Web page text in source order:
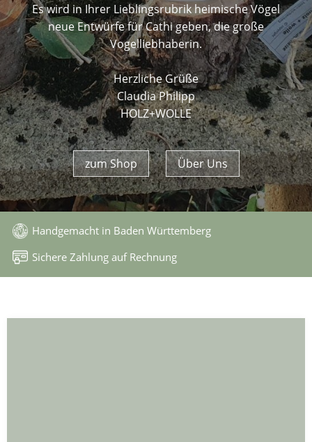
Es wird in Ihrer Lieblingsrubrik heimische Vögel
neue Entwürfe für Cathi geben, die große
Vogelliebhaberin.
Herzliche Grüße
Claudia Philipp
HOLZ+WOLLE
zum Shop Über Uns
Handgemacht in Baden Württemberg
Sichere Zahlung auf Rechnung